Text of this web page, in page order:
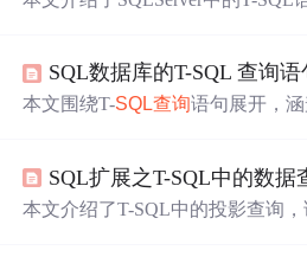
各种操作，如排序、去重和生成新
SQL数据库的T-SQL 查询语
本文围绕T-SQL查询语句展开，
cts表、employee表等，详细展示
具体应用。
本文介绍了T-SQL中的投影查询，